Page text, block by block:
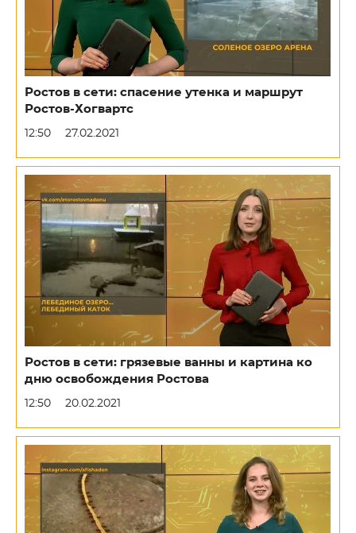
Ростов в сети: спасение утенка и маршрут
Ростов-Хогвартс
12:50 27.02.2021
Ростов в сети: грязевые ванны и картина ко
дню освобождения Ростова
12:50 20.02.2021